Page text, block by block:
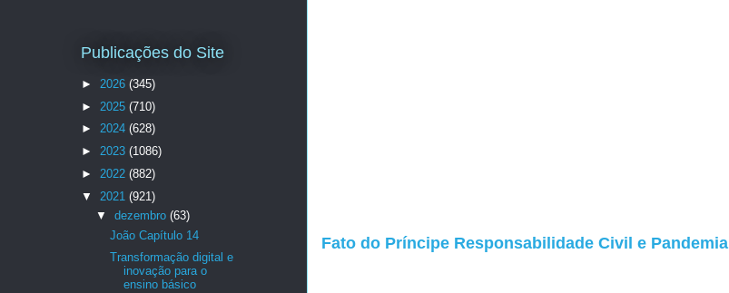
Fato do Príncipe Responsabilidade Civil e Pandemia
Publicações do Site
► 2026 (345)
► 2025 (710)
► 2024 (628)
► 2023 (1086)
► 2022 (882)
▼ 2021 (921)
▼ dezembro (63)
João Capítulo 14
Transformação digital e
inovação para o
ensino básico